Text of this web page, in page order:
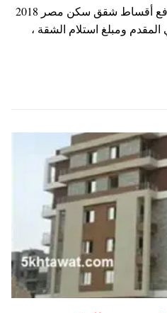
أعلنت وزارة الإسكان مواعيد دفع أقساط شقق سكن مصر 2018
المقدم ومبلغ استلام الشقة ،